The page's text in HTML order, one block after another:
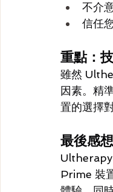
不介
信任
重點：
雖然
因素。精
置的選擇
最後感想
Ultherapy
Prime 裝